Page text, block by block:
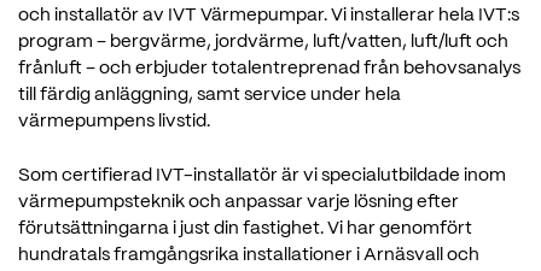
och installatör av IVT Värmepumpar. Vi installerar hela IVT:s
program – bergvärme, jordvärme, luft/vatten, luft/luft och
frånluft – och erbjuder totalentreprenad från behovsanalys
till färdig anläggning, samt service under hela
värmepumpens livstid.
Som certifierad IVT-installatör är vi specialutbildade inom
värmepumpsteknik och anpassar varje lösning efter
förutsättningarna i just din fastighet. Vi har genomfört
hundratals framgångsrika installationer i Arnäsvall och